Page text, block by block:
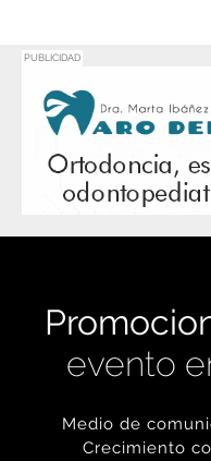
PUBLICIDAD
evento
Medio de
Crecimiento